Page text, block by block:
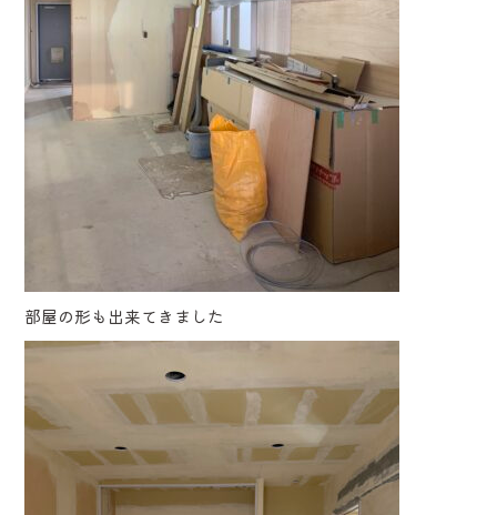
部屋の形も出来てきました